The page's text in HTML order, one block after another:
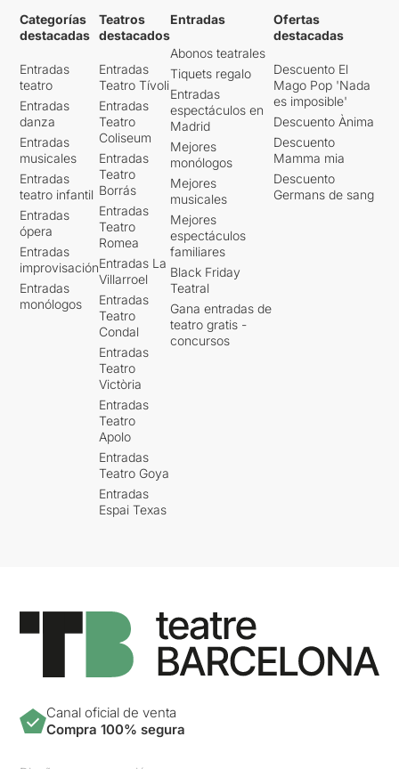
Categorías
destacadas
Entradas
teatro
Entradas
danza
Entradas
musicales
Entradas
teatro infantil
Entradas
ópera
Entradas
improvisación
Entradas
monólogos
Teatros
destacados
Entradas
Teatro Tívoli
Entradas
Teatro
Coliseum
Entradas
Teatro
Borrás
Entradas
Teatro
Romea
Entradas La
Villarroel
Entradas
Teatro
Condal
Entradas
Teatro
Victòria
Entradas
Teatro
Apolo
Entradas
Teatro Goya
Entradas
Espai Texas
Entradas
Abonos teatrales
Tiquets regalo
Entradas
espectáculos en
Madrid
Mejores
monólogos
Mejores
musicales
Mejores
espectáculos
familiares
Black Friday
Teatral
Gana entradas de
teatro gratis -
concursos
Ofertas
destacadas
Descuento El
Mago Pop 'Nada
es imposible'
Descuento Ànima
Descuento
Mamma mia
Descuento
Germans de sang
Canal oficial de venta
Compra 100% segura